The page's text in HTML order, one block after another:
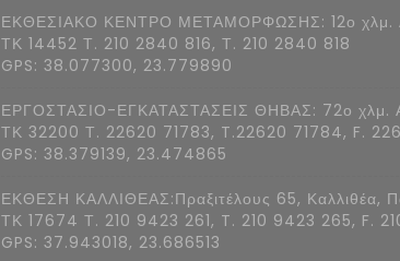
ΕΚΘΕΣΙΑΚΟ ΚΕΝΤΡΟ ΜΕΤΑΜΟΡΦΩΣΗΣ: 12ο χλμ.
ΤΚ 14452 Τ. 210 2840 816, Τ. 210 2840 818
GPS: 38.077300, 23.779890
ΕΡΓΟΣΤΑΣΙΟ-ΕΓΚΑΤΑΣΤΑΣΕΙΣ ΘΗΒΑΣ: 72ο χλμ.
ΤΚ 32200 Τ. 22620 71783, T.22620 71784, F.
GPS: 38.379139, 23.474865
ΕΚΘΕΣΗ ΚΑΛΛΙΘΕΑΣ:Πραξιτέλους 65, Καλλιθέα,
ΤΚ 17674 Τ. 210 9423 261, T. 210 9423 265, F.
GPS: 37.943018, 23.686513